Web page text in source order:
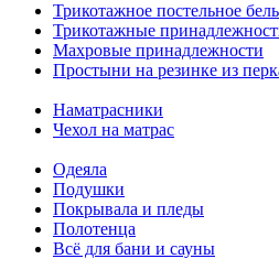
Трикотажное постельное
Трикотажные
Махровые принадлежности
Простыни на резинке из
Наматрасники
Чехол на матрас
Одеяла
Подушки
Покрывала и пледы
Полотенца
Всё для бани и сауны